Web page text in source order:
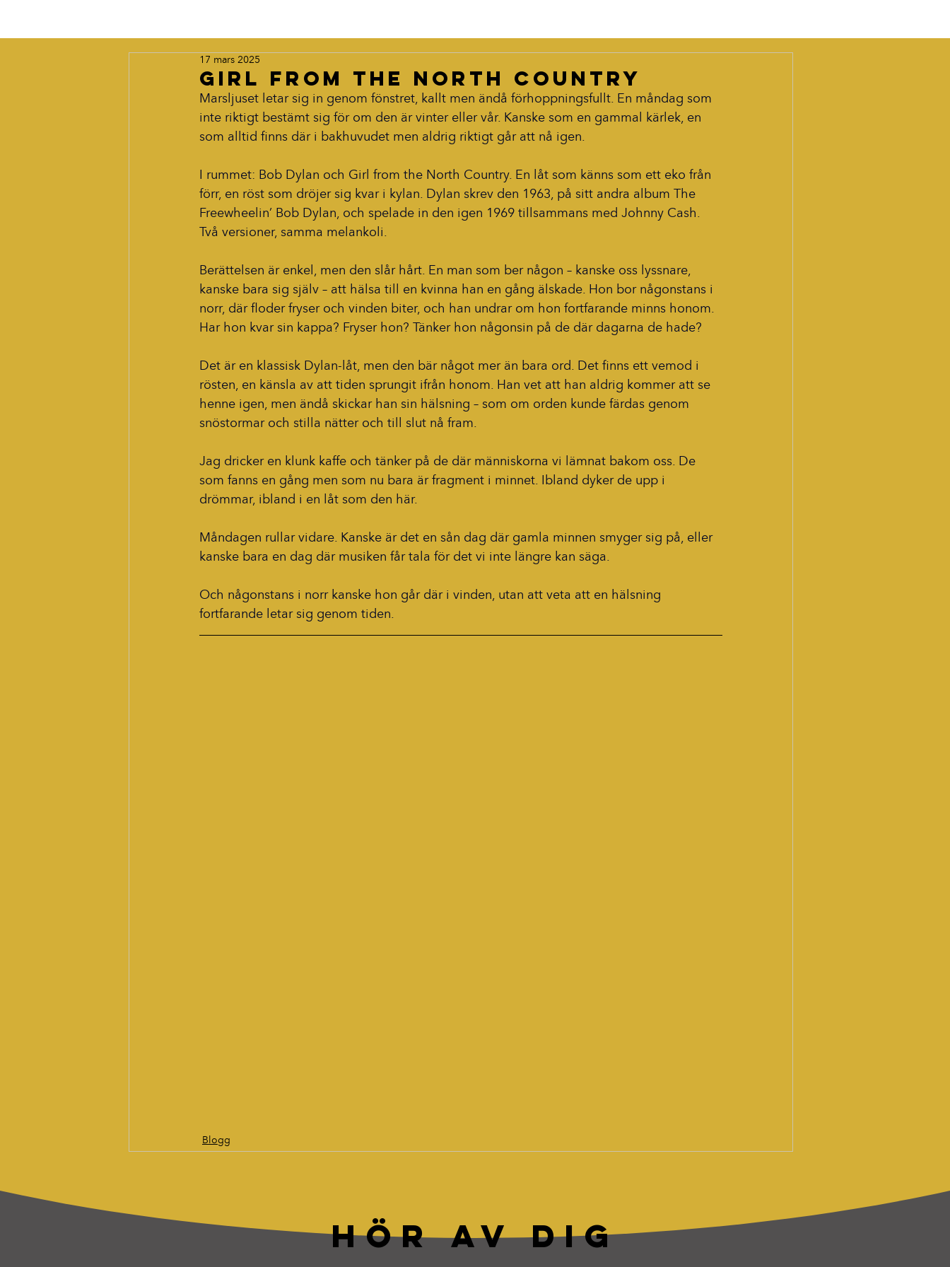
Girl from the North Country
17 mars 2025
Marsljuset letar sig in genom fönstret, kallt men ändå förhoppningsfullt. En måndag som
inte riktigt bestämt sig för om den är vinter eller vår. Kanske som en gammal kärlek, en
som alltid finns där i bakhuvudet men aldrig riktigt går att nå igen.
I rummet: Bob Dylan och Girl from the North Country. En låt som känns som ett eko från
förr, en röst som dröjer sig kvar i kylan. Dylan skrev den 1963, på sitt andra album The
Freewheelin’ Bob Dylan, och spelade in den igen 1969 tillsammans med Johnny Cash.
Två versioner, samma melankoli.
Berättelsen är enkel, men den slår hårt. En man som ber någon – kanske oss lyssnare,
kanske bara sig själv – att hälsa till en kvinna han en gång älskade. Hon bor någonstans i
norr, där floder fryser och vinden biter, och han undrar om hon fortfarande minns honom.
Har hon kvar sin kappa? Fryser hon? Tänker hon någonsin på de där dagarna de hade?
Det är en klassisk Dylan-låt, men den bär något mer än bara ord. Det finns ett vemod i
rösten, en känsla av att tiden sprungit ifrån honom. Han vet att han aldrig kommer att se
henne igen, men ändå skickar han sin hälsning – som om orden kunde färdas genom
snöstormar och stilla nätter och till slut nå fram.
Jag dricker en klunk kaffe och tänker på de där människorna vi lämnat bakom oss. De
som fanns en gång men som nu bara är fragment i minnet. Ibland dyker de upp i
drömmar, ibland i en låt som den här.
Måndagen rullar vidare. Kanske är det en sån dag där gamla minnen smyger sig på, eller
kanske bara en dag där musiken får tala för det vi inte längre kan säga.
Och någonstans i norr kanske hon går där i vinden, utan att veta att en hälsning
fortfarande letar sig genom tiden.
Blogg
HÖR AV DIG